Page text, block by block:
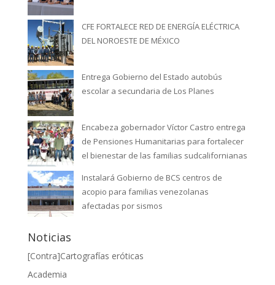
CFE FORTALECE RED DE ENERGÍA ELÉCTRICA
DEL NOROESTE DE MÉXICO
Entrega Gobierno del Estado autobús
escolar a secundaria de Los Planes
Encabeza gobernador Víctor Castro entrega
de Pensiones Humanitarias para fortalecer
el bienestar de las familias sudcalifornianas
Instalará Gobierno de BCS centros de
acopio para familias venezolanas
afectadas por sismos
Noticias
[Contra]Cartografías eróticas
Academia